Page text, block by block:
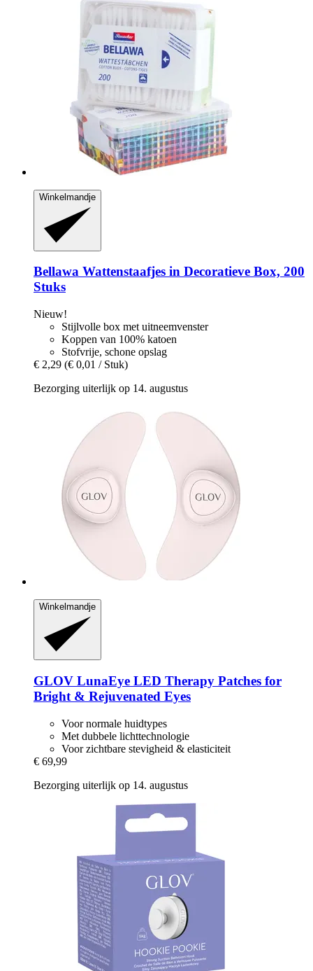
Winkelmandje
Bellawa Wattenstaafjes in Decoratieve Box, 200
Stuks
Nieuw!
Stijlvolle box met uitneemvenster
Koppen van 100% katoen
Stofvrije, schone opslag
€ 2,29 (€ 0,01 / Stuk)
Bezorging uiterlijk op 14. augustus
Winkelmandje
GLOV LunaEye LED Therapy Patches for
Bright & Rejuvenated Eyes
Voor normale huidtypes
Met dubbele lichttechnologie
Voor zichtbare stevigheid & elasticiteit
€ 69,99
Bezorging uiterlijk op 14. augustus